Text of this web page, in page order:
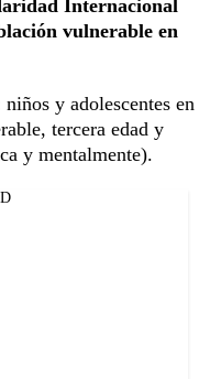
Internacional
vulnerable en
y adolescentes en
tercera edad y
y mentalmente).